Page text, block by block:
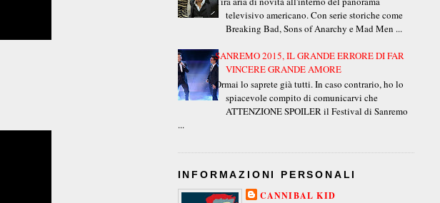
televisivo americano. Con serie storiche come
Breaking Bad, Sons of Anarchy e Mad Men ...
SANREMO 2015, IL GRANDE ERRORE DI FAR
VINCERE GRANDE AMORE
Ormai lo saprete già tutti. In caso contrario, ho lo
spiacevole compito di comunicarvi che
ATTENZIONE SPOILER il Festival di Sanremo
...
INFORMAZIONI PERSONALI
CANNIBAL KID